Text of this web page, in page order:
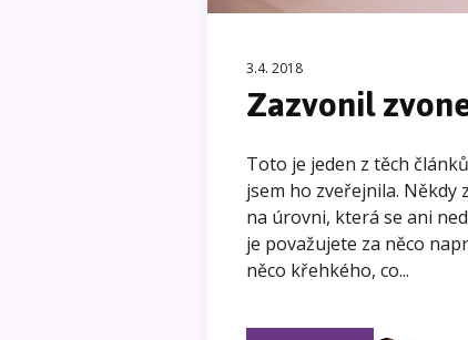
3.4. 2018
Zazvonil
Toto je jeden z těch
jsem ho zveřejnila.
na úrovni, která se ani
je považujete za něco
něco křehkého, co...